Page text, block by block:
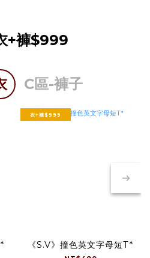
+褲$999
C區-褲子
衣+褲$999
《S.V》撞色英文字母短T*